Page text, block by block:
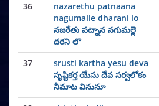
36
nazarethu patnaana
nagumalle dharani lo
నజరేతు పట్నాన నగుమల్లె
దరని లొ
37
srusti kartha yesu deva
సృష్టికర్త యేసు దేవ సర్వలోకం
నీమాట వినునూ